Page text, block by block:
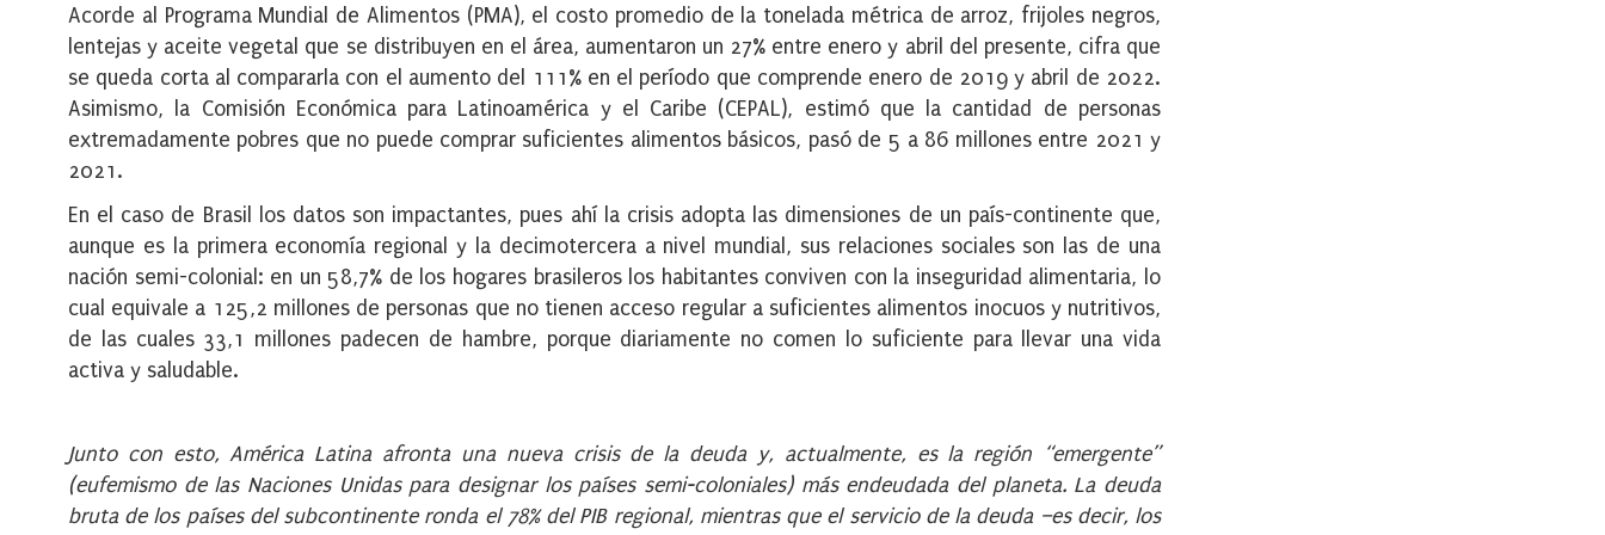
Acorde al Programa Mundial de Alimentos (PMA), el costo promedio de la tonelada métrica de arroz, frijoles negros,
lentejas y aceite vegetal que se distribuyen en el área, aumentaron un 27% entre enero y abril del presente, cifra que
se queda corta al compararla con el aumento del 111% en el período que comprende enero de 2019 y abril de 2022.
Asimismo, la Comisión Económica para Latinoamérica y el Caribe (CEPAL), estimó que la cantidad de personas
extremadamente pobres que no puede comprar suficientes alimentos básicos, pasó de 5 a 86 millones entre 2021 y
2021.
En el caso de Brasil los datos son impactantes, pues ahí la crisis adopta las dimensiones de un país-continente que,
aunque es la primera economía regional y la decimotercera a nivel mundial, sus relaciones sociales son las de una
nación semi-colonial: en un 58,7% de los hogares brasileros los habitantes conviven con la inseguridad alimentaria, lo
cual equivale a 125,2 millones de personas que no tienen acceso regular a suficientes alimentos inocuos y nutritivos,
de las cuales 33,1 millones padecen de hambre, porque diariamente no comen lo suficiente para llevar una vida
activa y saludable.
Junto con esto, América Latina afronta una nueva crisis de la deuda y, actualmente, es la región “emergente”
(eufemismo de las Naciones Unidas para designar los países semi-coloniales) más endeudada del planeta. La deuda
bruta de los países del subcontinente ronda el 78% del PIB regional, mientras que el servicio de la deuda –es decir, los